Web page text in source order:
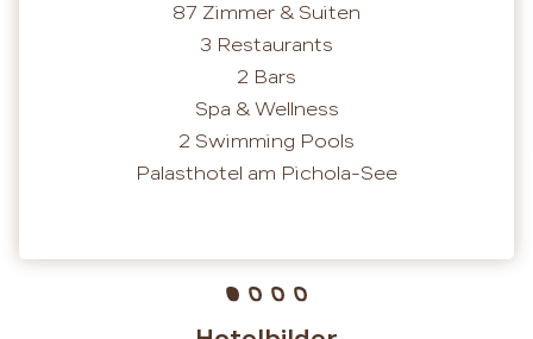
87 Zimmer & Suiten
3 Restaurants
2 Bars
Spa & Wellness
2 Swimming Pools
Palasthotel am Pichola-See